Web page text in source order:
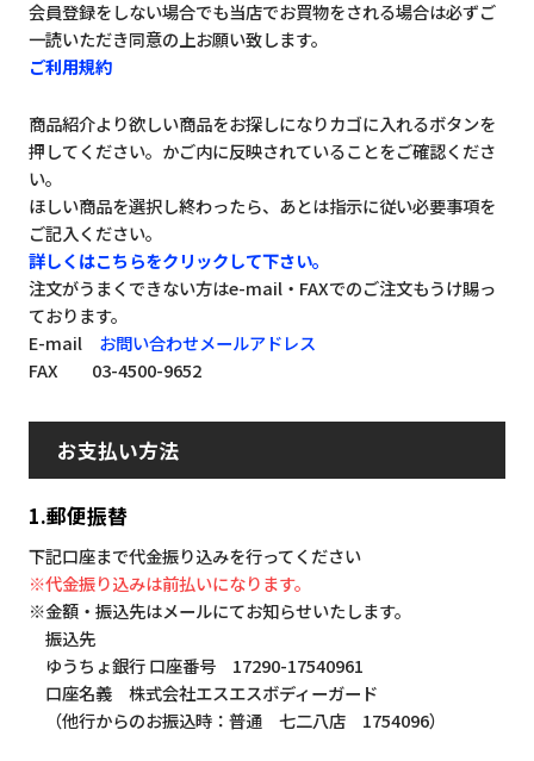
会員登録をしない場合でも当店でお買物をされる場合は必ずご
一読いただき同意の上お願い致します。
ご利用規約
商品紹介より欲しい商品をお探しになりカゴに入れるボタンを
押してください。かご内に反映されていることをご確認くださ
い。
ほしい商品を選択し終わったら、あとは指示に従い必要事項を
ご記入ください。
詳しくはこちらをクリックして下さい。
注文がうまくできない方はe-mail・FAXでのご注文もうけ賜っ
ております。
E-mail お問い合わせメールアドレス
FAX 03-4500-9652
お支払い方法
1.郵便振替
下記口座まで代金振り込みを行ってください
※代金振り込みは前払いになります。
※金額・振込先はメールにてお知らせいたします。
振込先
ゆうちょ銀行 口座番号 17290-17540961
口座名義 株式会社エスエスボディーガード
（他行からのお振込時：普通 七二八店 1754096）